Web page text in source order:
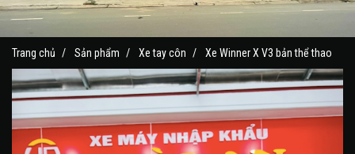
Trang chủ Sản phẩm Xe tay côn Xe Winner X V3 bản thể thao